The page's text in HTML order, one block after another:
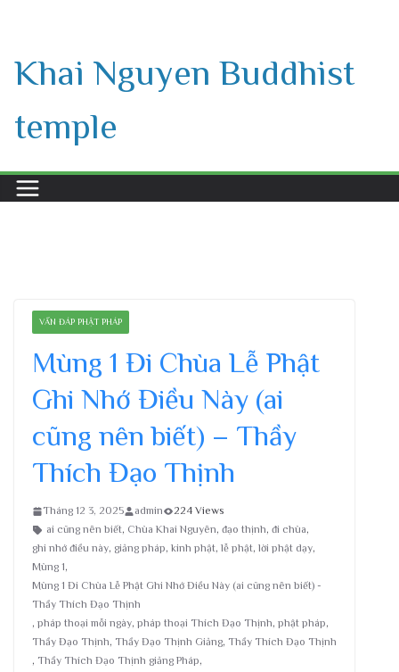
content
Khai Nguyen Buddhist
temple
VẤN ĐÁP PHẬT PHÁP
Mùng 1 Đi Chùa Lễ Phật
Ghi Nhớ Điều Này (ai
cũng nên biết) – Thầy
Thích Đạo Thịnh
Tháng 12 3, 2025 admin
224 Views
ai cũng nên biết, Chùa Khai Nguyên, đạo thịnh, đi chùa,
ghi nhớ điều này, giảng pháp, kinh phật, lễ phật, lời phật dạy,
Mùng 1,
Mùng 1 Đi Chùa Lễ Phật Ghi Nhớ Điều Này (ai cũng nên biết) -
Thầy Thích Đạo Thịnh
, pháp thoại mỗi ngày, pháp thoại Thích Đạo Thịnh, phật pháp,
Thầy Đạo Thịnh, Thầy Đạo Thịnh Giảng, Thầy Thích Đạo Thịnh
, Thầy Thích Đạo Thịnh giảng Pháp,